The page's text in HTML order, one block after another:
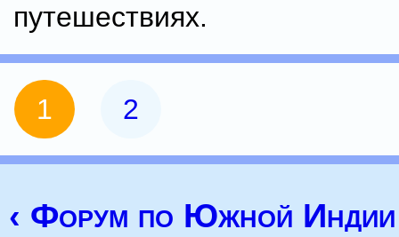
путешествиях.
1 2
‹ Форум по Южной